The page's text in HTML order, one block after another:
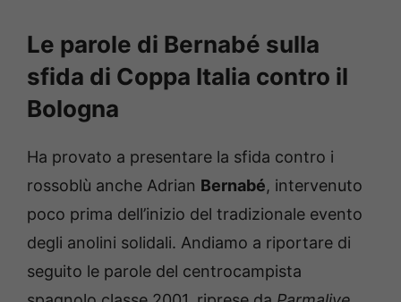
Le parole di Bernabé sulla
sfida di Coppa Italia contro il
Bologna
Ha provato a presentare la sfida contro i
rossoblù anche Adrian Bernabé, intervenuto
poco prima dell’inizio del tradizionale evento
degli anolini solidali. Andiamo a riportare di
seguito le parole del centrocampista